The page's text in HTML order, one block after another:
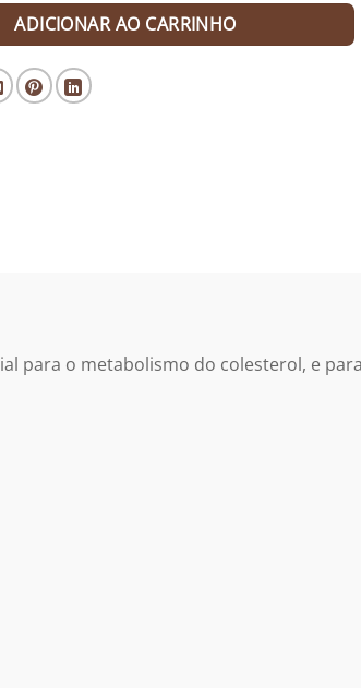
ADICIONAR AO CARRINHO
para o metabolismo do colesterol, e